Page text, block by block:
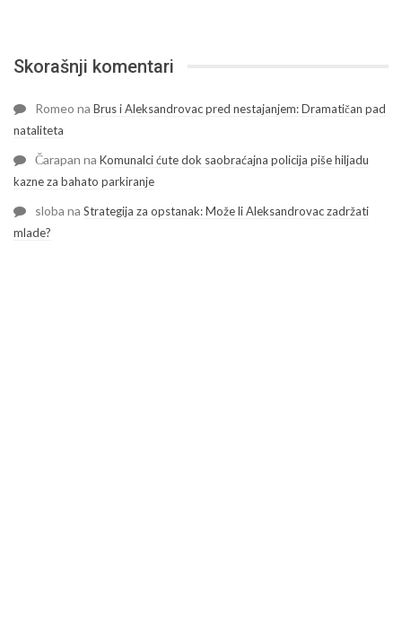
Skorašnji komentari
Romeo na Brus i Aleksandrovac pred nestajanjem: Dramatičan pad
nataliteta
Čarapan na Komunalci ćute dok saobraćajna policija piše hiljadu
kazne za bahato parkiranje
sloba na Strategija za opstanak: Može li Aleksandrovac zadržati
mlade?